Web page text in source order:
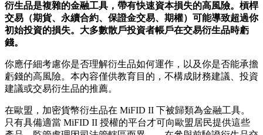
衍生品是複雜的金融工具，帶有快速資本損失的高風險。槓桿
交易（期貨、永續合約、保證金交易、期權）可能導致超過你
初始投資的損失。大多數散戶投資者帳戶在交易衍生品時虧
錢。
你應仔細考慮你是否理解衍生品如何運作，以及你是否能承擔
虧錢的高風險。本內容僅供教育目的，不構成財務建議、投資
建議或交易衍生品的推薦。
在歐盟，加密貨幣衍生品在 MiFID II 下被歸類為金融工具。
只有具備適當 MiFID II 授權的平台才可向歐盟居民提供這些